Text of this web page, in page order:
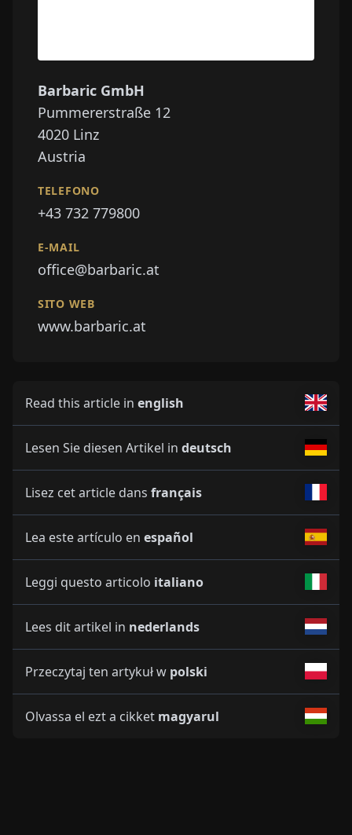
Barbaric GmbH
Pummererstraße 12
4020 Linz
Austria
TELEFONO
+43 732 779800
E-MAIL
office@barbaric.at
SITO WEB
www.barbaric.at
Read this article in english
Lesen Sie diesen Artikel in deutsch
Lisez cet article dans français
Lea este artículo en español
Leggi questo articolo italiano
Lees dit artikel in nederlands
Przeczytaj ten artykuł w polski
Olvassa el ezt a cikket magyarul